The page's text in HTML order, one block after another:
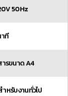
50Hz
ที
ารขนาด A4
หรับงานทั่วไป